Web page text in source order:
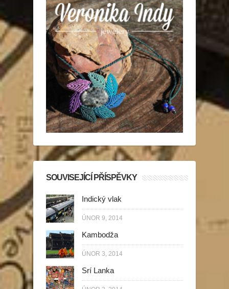
SOUVISEJÍCÍ PŘÍSPĚVKY
Indický vlak
ÚNOR 9, 2014
Kambodža
ÚNOR 3, 2014
Srí Lanka